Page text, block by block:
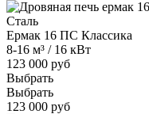
Сталь
Ермак 16 ПС Классика
8-16 м³ / 16 кВт
123 000 руб
Выбрать
Выбрать
123 000 руб